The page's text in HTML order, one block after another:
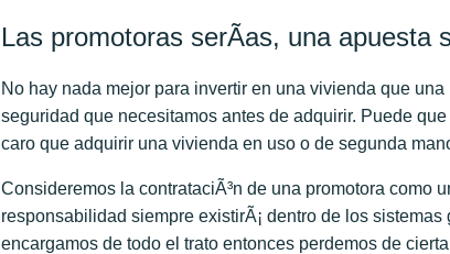
Las promotoras serÃ­as, una apuesta
No hay nada mejor para invertir en una vivienda que
seguridad que necesitamos antes de adquirir. Puede
caro que adquirir una vivienda en uso o de segunda
Consideremos la contrataciÃ³n de una promotora como
responsabilidad siempre existirÃ¡ dentro de los
encargamos de todo el trato entonces perdemos de